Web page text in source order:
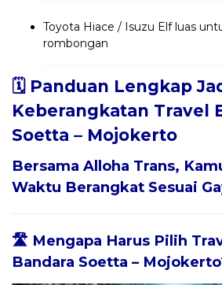
Toyota Hiace / Isuzu Elf luas
rombongan
🗓️ Panduan Lengkap
Keberangkatan Travel
Soetta – Mojokerto
Bersama Alloha Trans,
Waktu Berangkat Sesuai
🛣️ Mengapa Harus Pilih
Bandara Soetta –